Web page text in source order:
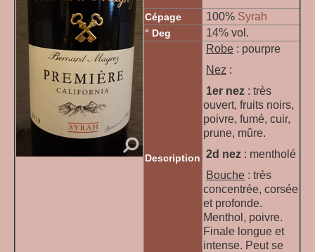
Cépage 100% Syrah
° Deg 14% vol.
Description
Robe : pourpre
Nez :
1er nez : très
ouvert, fruits noirs,
poivre, fumé, cuir,
prune, mûre.
2d nez : mentholé
Bouche : très
concentrée, corsée
et profonde.
Menthol, poivre.
Finale longue et
intense. Peut se